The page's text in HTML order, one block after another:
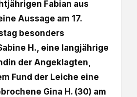
Fabian aus
Aussage am 17.
besonders
H., eine langjährige
der Angeklagten,
Fund der Leiche eine
Gina H. (30) am